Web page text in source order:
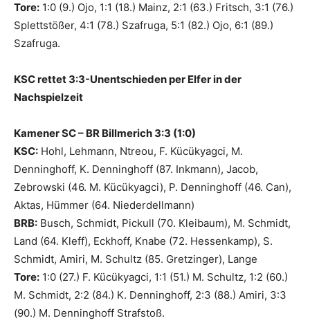
Tore: 1:0 (9.) Ojo, 1:1 (18.) Mainz, 2:1 (63.) Fritsch, 3:1 (76.)
Splettstößer, 4:1 (78.) Szafruga, 5:1 (82.) Ojo, 6:1 (89.)
Szafruga.
KSC rettet 3:3-Unentschieden per Elfer in der
Nachspielzeit
Kamener SC – BR Billmerich 3:3 (1:0)
KSC: Hohl, Lehmann, Ntreou, F. Kücükyagci, M.
Denninghoff, K. Denninghoff (87. Inkmann), Jacob,
Zebrowski (46. M. Kücükyagci), P. Denninghoff (46. Can),
Aktas, Hümmer (64. Niederdellmann)
BRB: Busch, Schmidt, Pickull (70. Kleibaum), M. Schmidt,
Land (64. Kleff), Eckhoff, Knabe (72. Hessenkamp), S.
Schmidt, Amiri, M. Schultz (85. Gretzinger), Lange
Tore: 1:0 (27.) F. Kücükyagci, 1:1 (51.) M. Schultz, 1:2 (60.)
M. Schmidt, 2:2 (84.) K. Denninghoff, 2:3 (88.) Amiri, 3:3
(90.) M. Denninghoff Strafstoß.